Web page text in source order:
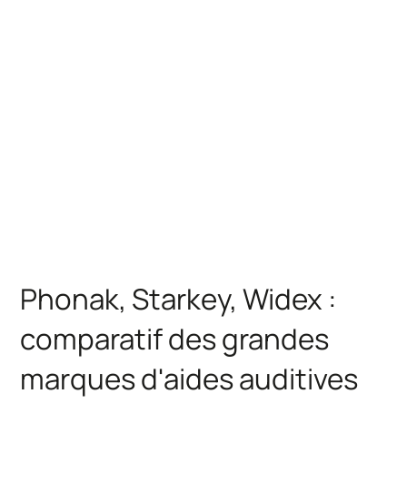
Phonak, Starkey, Widex :
comparatif des grandes
marques d'aides auditives